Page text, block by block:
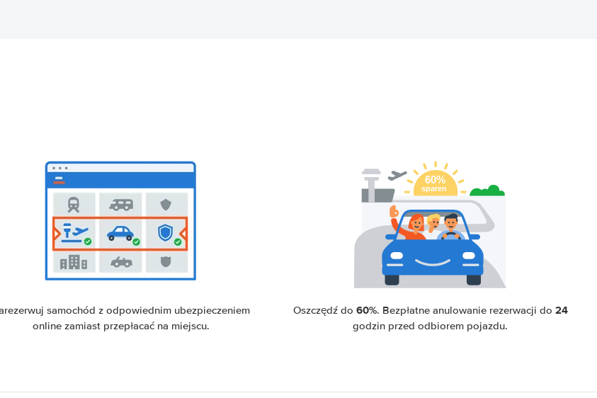
samochód z odpowiednim ubezpieczeniem
online zamiast przepłacać na miejscu.
Oszczędź do 60%. Bezpłatne anulowanie rezerwacji do 24
godzin przed odbiorem pojazdu.